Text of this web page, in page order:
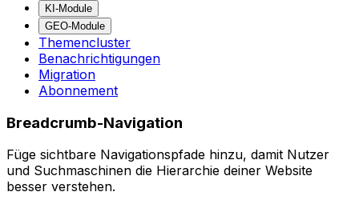
KI-Module
GEO-Module
Themencluster
Benachrichtigungen
Migration
Abonnement
Breadcrumb-Navigation
Füge sichtbare Navigationspfade hinzu, damit Nutzer
und Suchmaschinen die Hierarchie deiner Website
besser verstehen.